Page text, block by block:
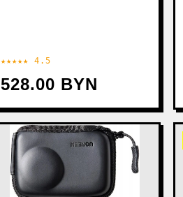
★★★★★ 4.5
528.00 BYN